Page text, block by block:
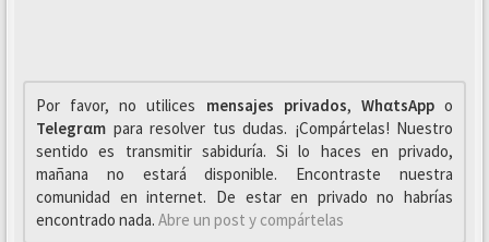
Por favor, no utilices mensajes privados, WhαtsAppo
Telegrαm para resolver tus dudas. ¡Compártelas! Nuestro
sentido es transmitir sabiduría. Si lo haces en privado,
mañana no estará disponible. Encontraste nuestra
comunidad en internet. De estar en privado no habrías
encontrado nada. Abre un post y compártelas